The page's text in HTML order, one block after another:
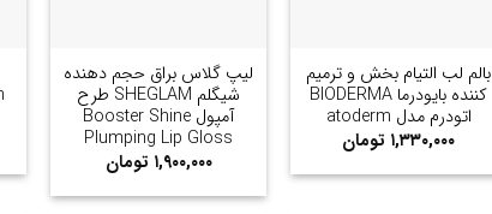
بالم لب التیام بخش و ترمیم
کننده بایودرما BIODERMA
اتودرم مدل atoderm
۱,۳۳۰,۰۰۰ تومان
لیپ گلاس براق حجم دهنده
شیگلم SHEGLAM طرح
آمپول Booster Shine
Plumping Lip Gloss
۱,۹۰۰,۰۰۰ تومان